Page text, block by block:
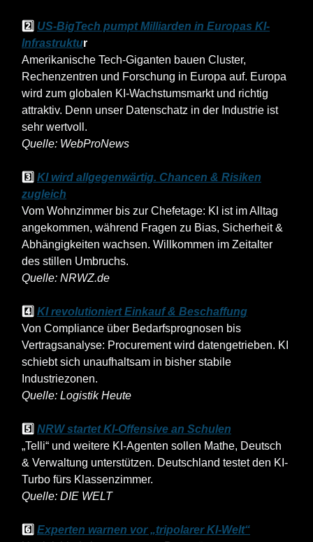
2️⃣ US-BigTech pumpt Milliarden in Europas KI-
Infrastruktur
Amerikanische Tech-Giganten bauen Cluster,
Rechenzentren und Forschung in Europa auf. Europa
wird zum globalen KI-Wachstumsmarkt und richtig
attraktiv. Denn unser Datenschatz in der Industrie ist
sehr wertvoll.
Quelle: WebProNews
3️⃣ KI wird allgegenwärtig. Chancen & Risiken
zugleich
Vom Wohnzimmer bis zur Chefetage: KI ist im Alltag
angekommen, während Fragen zu Bias, Sicherheit &
Abhängigkeiten wachsen. Willkommen im Zeitalter
des stillen Umbruchs.
Quelle: NRWZ.de
4️⃣ KI revolutioniert Einkauf & Beschaffung
Von Compliance über Bedarfsprognosen bis
Vertragsanalyse: Procurement wird datengetrieben. KI
schiebt sich unaufhaltsam in bisher stabile
Industriezonen.
Quelle: Logistik Heute
5️⃣ NRW startet KI-Offensive an Schulen
„Telli“ und weitere KI-Agenten sollen Mathe, Deutsch
& Verwaltung unterstützen. Deutschland testet den KI-
Turbo fürs Klassenzimmer.
Quelle: DIE WELT
6️⃣ Experten warnen vor „tripolarer KI-Welt“